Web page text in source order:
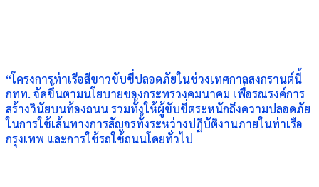
“โครงการท่าเรือสีขาวขับขี่ปลอดภัยในช่วงเทศกาลสงกรานต์นี้
กทท. จัดขึ้นตามนโยบายของกระทรวงคมนาคม เพื่อรณรงค์การ
สร้างวินัยบนท้องถนน รวมทั้งให้ผู้ขับขี่ตระหนักถึงความปลอดภัย
ในการใช้เส้นทางการสัญจรทั้งระหว่างปฏิบัติงานภายในท่าเรือ
กรุงเทพ และการใช้รถใช้ถนนโดยทั่วไป